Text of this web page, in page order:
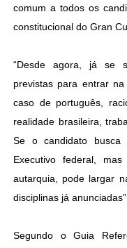
comum a todos os
constitucional do Gran
“Desde agora, já se
previstas para entrar
caso de português,
realidade brasileira,
Se o candidato
Executivo federal,
autarquia, pode largar
disciplinas já
Segundo o Guia